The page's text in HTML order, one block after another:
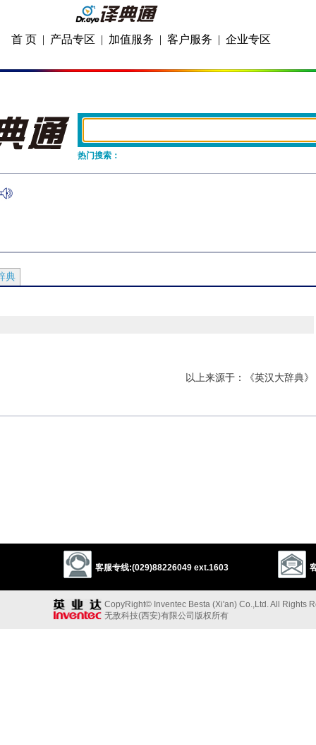
首 页 | 产品专区 | 加值服务 | 客户服务 | 企业专区
热门搜索：
典
以上来源于：《英汉大辞典》
客服专线:(029)88226049 ext.1603
CopyRight© Inventec Besta (Xi'an) Co.,Ltd. All Rights
无敌科技(西安)有限公司版权所有